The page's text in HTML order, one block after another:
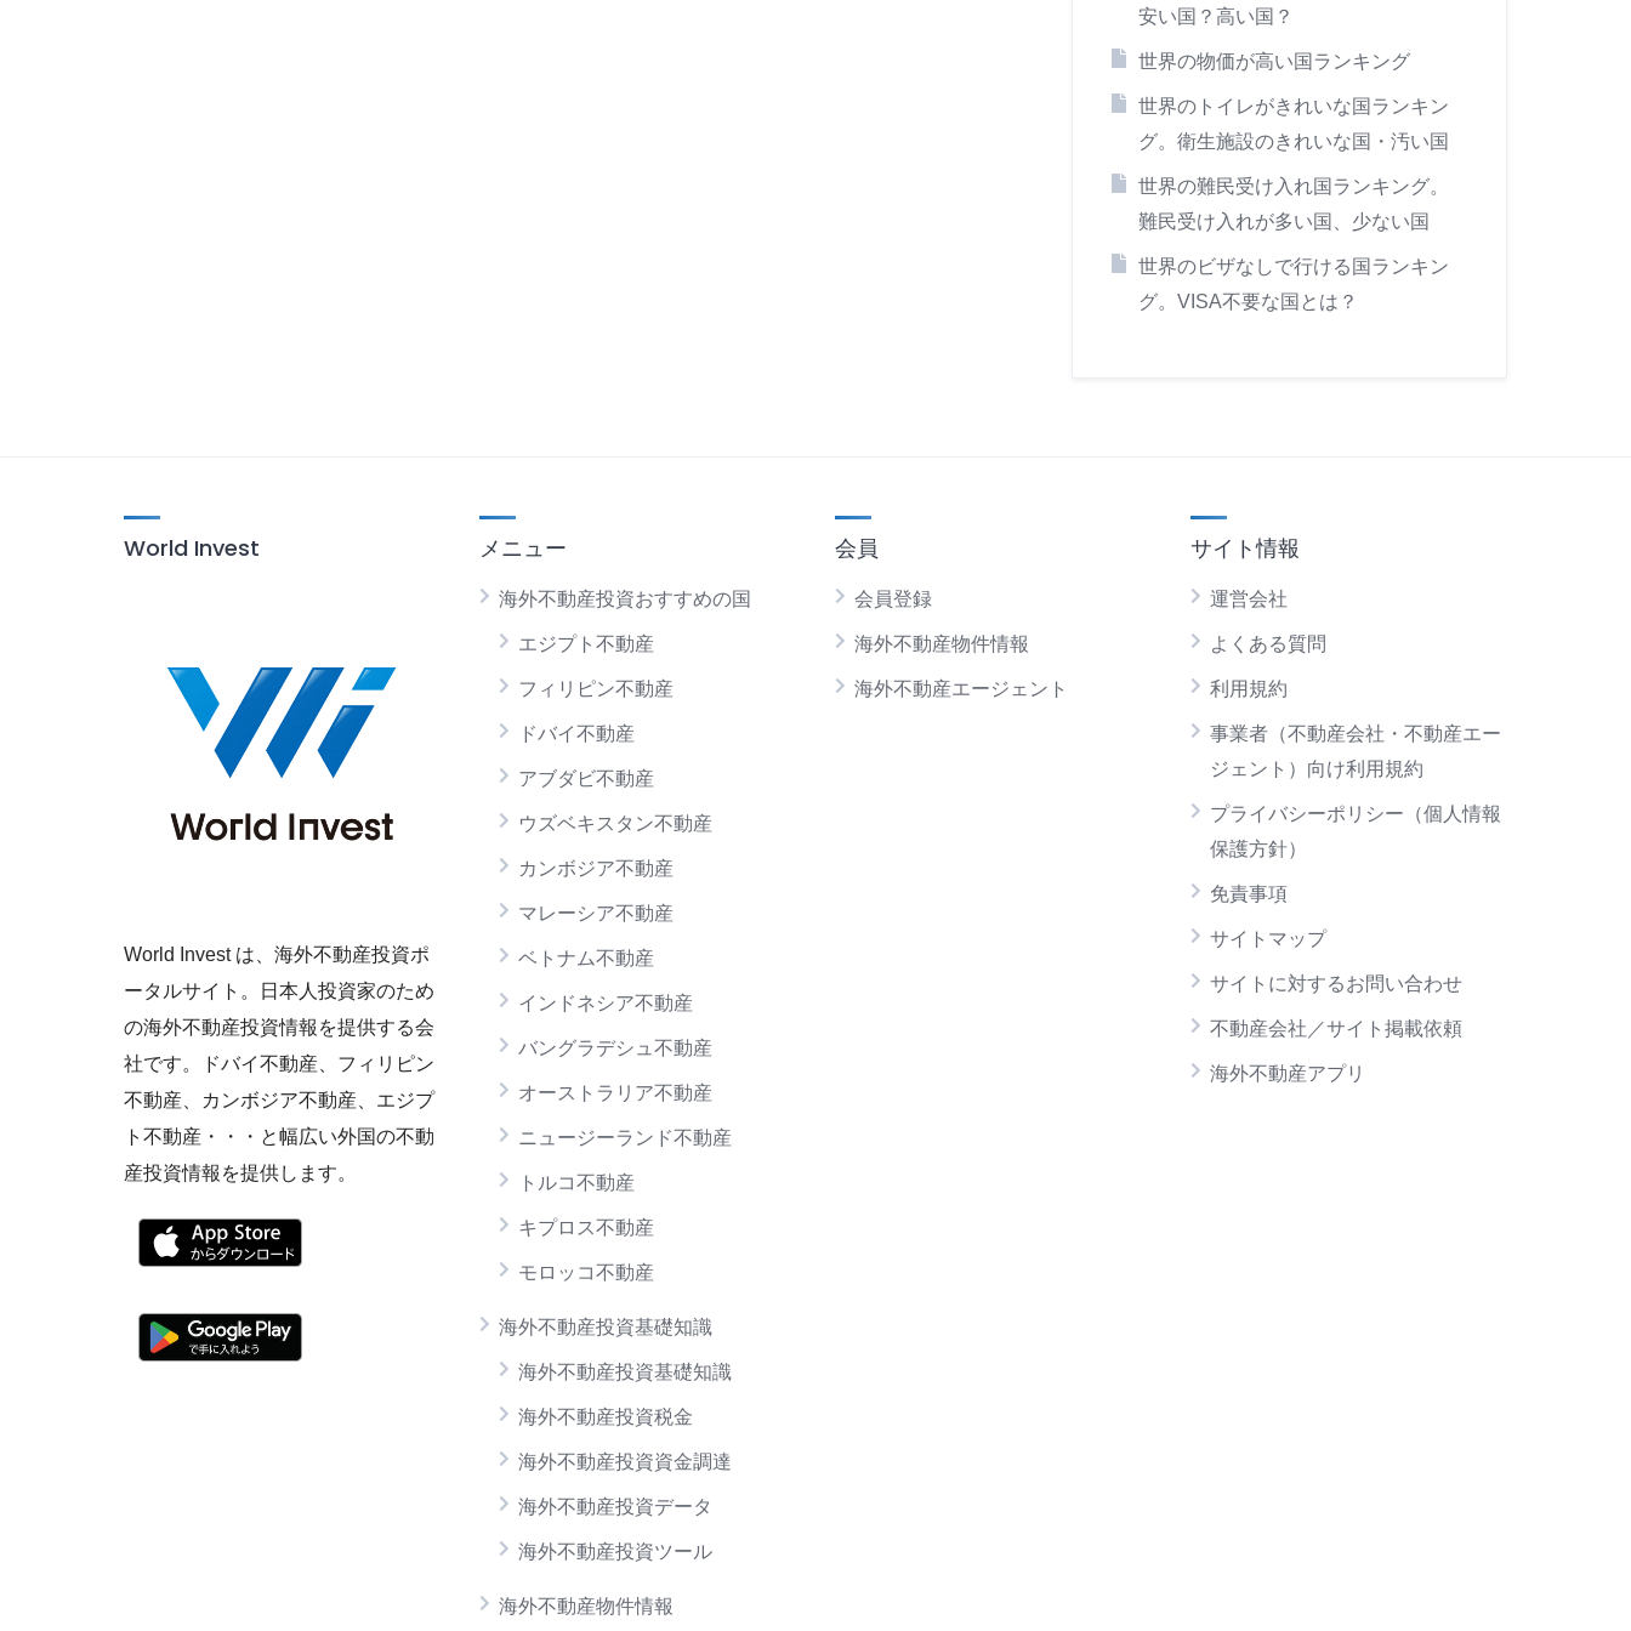
安い国？高い国？
世界の物価が高い国ランキング
世界のトイレがきれいな国ランキン
グ。衛生施設のきれいな国・汚い国
世界の難民受け入れ国ランキング。
難民受け入れが多い国、少ない国
世界のビザなしで行ける国ランキン
グ。VISA不要な国とは？
World Invest
World Invest は、海外不動産投資ポ
ータルサイト。日本人投資家のため
の海外不動産投資情報を提供する会
社です。ドバイ不動産、フィリピン
不動産、カンボジア不動産、エジプ
ト不動産・・・と幅広い外国の不動
産投資情報を提供します。
メニュー
海外不動産投資おすすめの国
エジプト不動産
フィリピン不動産
ドバイ不動産
アブダビ不動産
ウズベキスタン不動産
カンボジア不動産
マレーシア不動産
ベトナム不動産
インドネシア不動産
バングラデシュ不動産
オーストラリア不動産
ニュージーランド不動産
トルコ不動産
キプロス不動産
モロッコ不動産
海外不動産投資基礎知識
海外不動産投資基礎知識
海外不動産投資税金
海外不動産投資資金調達
海外不動産投資データ
海外不動産投資ツール
海外不動産物件情報
会員
会員登録
海外不動産物件情報
海外不動産エージェント
サイト情報
運営会社
よくある質問
利用規約
事業者（不動産会社・不動産エー
ジェント）向け利用規約
プライバシーポリシー（個人情報
保護方針）
免責事項
サイトマップ
サイトに対するお問い合わせ
不動産会社／サイト掲載依頼
海外不動産アプリ